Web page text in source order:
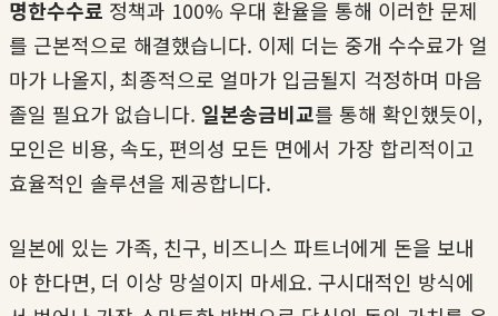
명한수수료 정책과 100% 우대 환율을 통해 이러한 문제
를 근본적으로 해결했습니다. 이제 더는 중개 수수료가 얼
마가 나올지, 최종적으로 얼마가 입금될지 걱정하며 마음
졸일 필요가 없습니다. 일본송금비교를 통해 확인했듯이,
모인은 비용, 속도, 편의성 모든 면에서 가장 합리적이고
효율적인 솔루션을 제공합니다.
일본에 있는 가족, 친구, 비즈니스 파트너에게 돈을 보내
야 한다면, 더 이상 망설이지 마세요. 구시대적인 방식에